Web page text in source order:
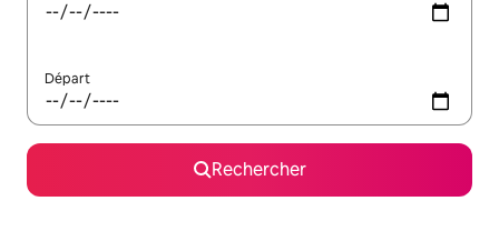
Départ
Rechercher